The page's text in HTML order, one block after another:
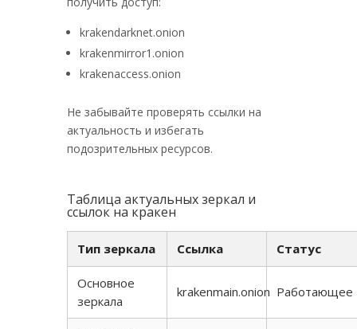
krakendarknet.onion
krakenmirror1.onion
krakenaccess.onion
Не забывайте проверять ссылки на
актуальность и избегать
подозрительных ресурсов.
Таблица актуальных зеркал и
ссылок на кракен
Тип зеркала Ссылка Статус
Основное
зеркала
krakenmain.onion Работающее